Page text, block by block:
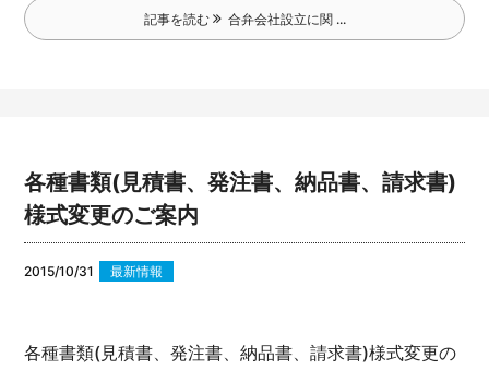
記事を読む 合弁会社設立に関 ...
各種書類(見積書、発注書、納品書、請求書)
様式変更のご案内
2015/10/31 最新情報
各種書類(見積書、発注書、納品書、請求書)様式変更の